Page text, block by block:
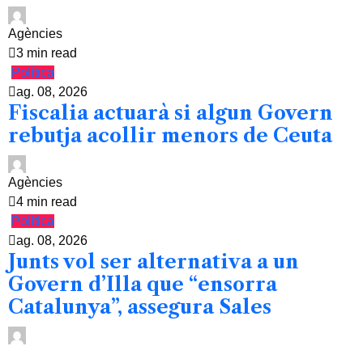
Agències
3 min read
Política
ag. 08, 2026
Fiscalia actuarà si algun Govern
rebutja acollir menors de Ceuta
Agències
4 min read
Política
ag. 08, 2026
Junts vol ser alternativa a un
Govern d’Illa que “ensorra
Catalunya”, assegura Sales